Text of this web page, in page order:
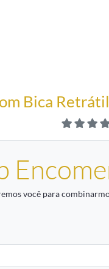
Bica
você para